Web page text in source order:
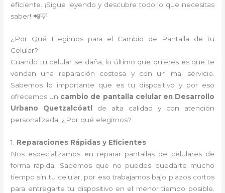
eficiente. ¡Sigue leyendo y descubre todo lo que necesitas
saber! 📲💡
¿Por Qué Elegirnos para el Cambio de Pantalla de tu
Celular?
Cuando tu celular se daña, lo último que quieres es que te
vendan una reparación costosa y con un mal servicio.
Sabemos lo importante que es tu dispositivo y por eso
ofrecemos un cambio de pantalla celular en Desarrollo
Urbano Quetzalcóatl
de alta calidad y con atención
personalizada. ¿Por qué elegirnos?
1. Reparaciones Rápidas y Eficientes
Nos especializamos en reparar pantallas de celulares de
forma rápida. Sabemos que no puedes quedarte mucho
tiempo sin tu celular, por eso trabajamos bajo plazos cortos
para entregarte tu dispositivo en el menor tiempo posible.